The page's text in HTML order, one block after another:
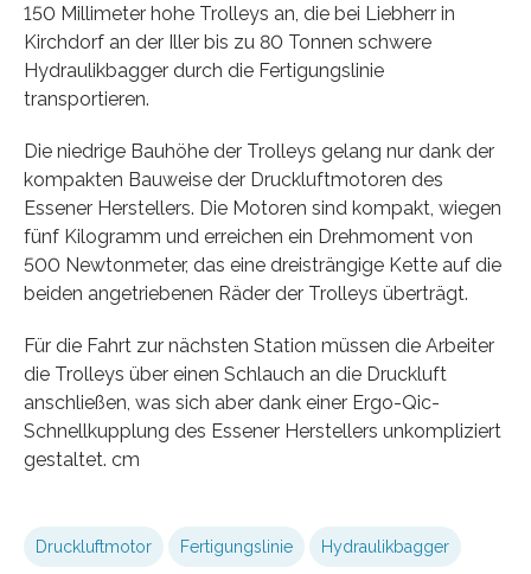
150 Millimeter hohe Trolleys an, die bei Liebherr in
Kirchdorf an der Iller bis zu 80 Tonnen schwere
Hydraulikbagger durch die Fertigungslinie
transportieren.
Die niedrige Bauhöhe der Trolleys gelang nur dank der
kompakten Bauweise der Druckluftmotoren des
Essener Herstellers. Die Motoren sind kompakt, wiegen
fünf Kilogramm und erreichen ein Drehmoment von
500 Newtonmeter, das eine dreisträngige Kette auf die
beiden angetriebenen Räder der Trolleys überträgt.
Für die Fahrt zur nächsten Station müssen die Arbeiter
die Trolleys über einen Schlauch an die Druckluft
anschließen, was sich aber dank einer Ergo-Qic-
Schnellkupplung des Essener Herstellers unkompliziert
gestaltet. cm
Druckluftmotor Fertigungslinie Hydraulikbagger